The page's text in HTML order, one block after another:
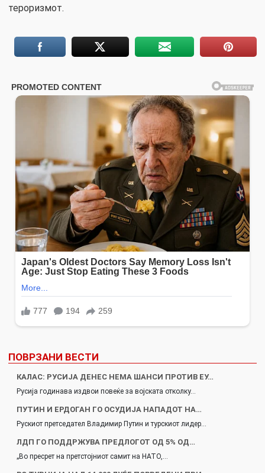
тероризмот.
ПОВРЗАНИ ВЕСТИ
КАЛАС: РУСИЈА ДЕНЕС НЕМА ШАНСИ ПРОТИВ ЕУ…
Русија годинава издвои повеќе за војската отколку…
ПУТИН И ЕРДОГАН ГО ОСУДИЈА НАПАДОТ НА…
Рускиот претседател Владимир Путин и турскиот лидер…
ЛДП ГО ПОДДРЖУВА ПРЕДЛОГОТ ОД 5% ОД…
„Во пресрет на претстојниот самит на НАТО,…